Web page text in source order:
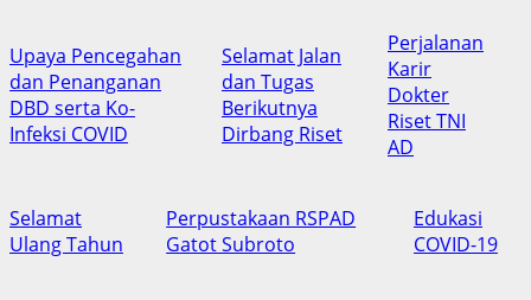
Upaya Pencegahan
dan Penanganan
DBD serta Ko-
Infeksi COVID
Selamat Jalan
dan Tugas
Berikutnya
Dirbang Riset
Perjalanan
Karir
Dokter
Riset TNI
AD
Selamat
Ulang Tahun
Perpustakaan RSPAD
Gatot Subroto
Edukasi
COVID-19